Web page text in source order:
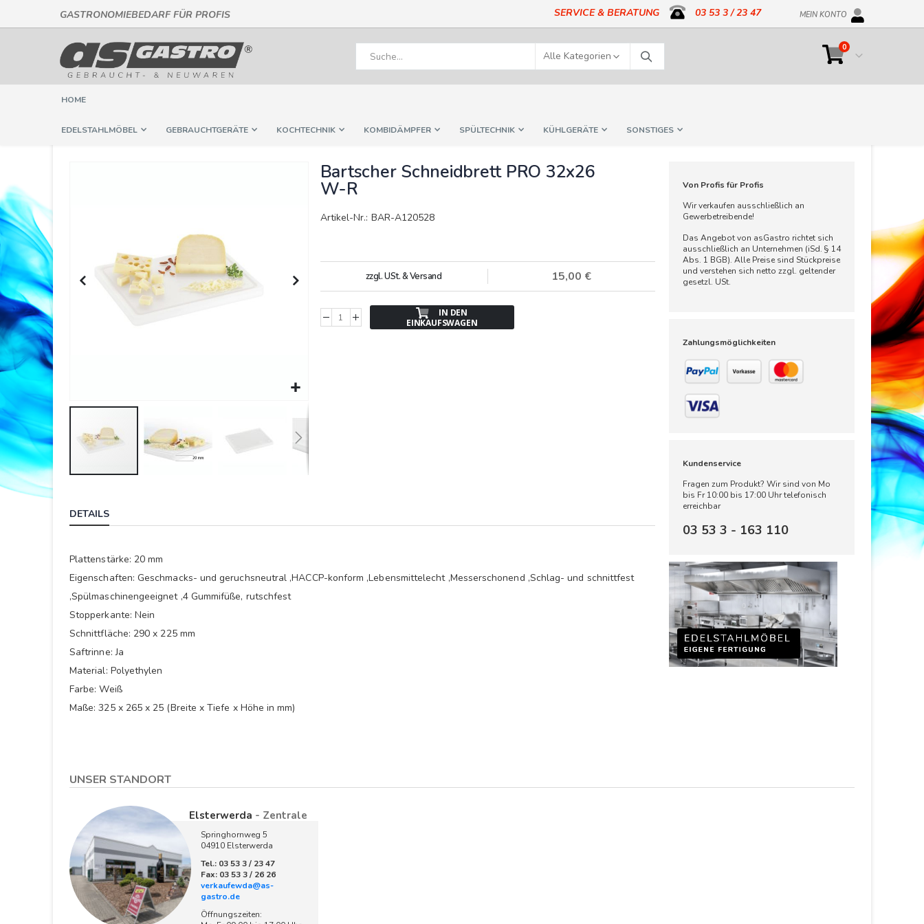
GASTRONOMIEBEDARF FÜR PROFIS
zum
Inhalt
SERVICE & BERATUNG 03 53 3 / 23 47 MEIN KONTO
Cart
0Artikel
Suche
HOME
EDELSTAHLMÖBEL GEBRAUCHTGERÄTE KOCHTECHNIK KOMBIDÄMPFER SPÜLTECHNIK KÜHLGERÄTE SONSTIGES
Anfang
Bartscher Schneidbrett PRO 32x26
W-R
Artikel-Nr.: BAR-A120528
15,00 €
zzgl. USt. & Versand
IN DEN
EINKAUFSWAGEN
DETAILS
Plattenstärke: 20 mm
Eigenschaften: Geschmacks- und geruchsneutral ,HACCP-konform ,Lebensmittelecht ,Messerschonend ,Schlag- und schnittfest
,Spülmaschinengeeignet ,4 Gummifüße, rutschfest
Stopperkante: Nein
Schnittfläche: 290 x 225 mm
Saftrinne: Ja
Material: Polyethylen
Farbe: Weiß
Maße: 325 x 265 x 25 (Breite x Tiefe x Höhe in mm)
Von Profis für Profis
Wir verkaufen ausschließlich an
Gewerbetreibende!
Das Angebot von asGastro richtet sich
ausschließlich an Unternehmen (iSd. § 14
Abs. 1 BGB). Alle Preise sind Stückpreise
und verstehen sich netto zzgl. geltender
gesetzl. USt.
Zahlungsmöglichkeiten
Kundenservice
Fragen zum Produkt? Wir sind von Mo
bis Fr 10:00 bis 17:00 Uhr telefonisch
erreichbar
03 53 3 - 163 110
UNSER STANDORT
Elsterwerda - Zentrale
Springhornweg 5
04910 Elsterwerda
Tel.: 03 53 3 / 23 47
Fax: 03 53 3 / 26 26
verkaufewda@as-
gastro.de
Öffnungszeiten: